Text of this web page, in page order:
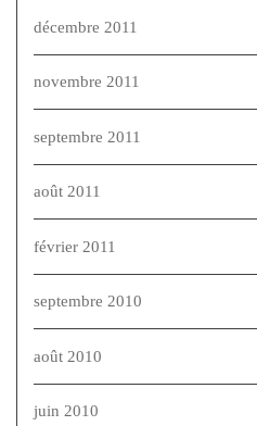
décembre 2011
novembre 2011
septembre 2011
août 2011
février 2011
septembre 2010
août 2010
juin 2010